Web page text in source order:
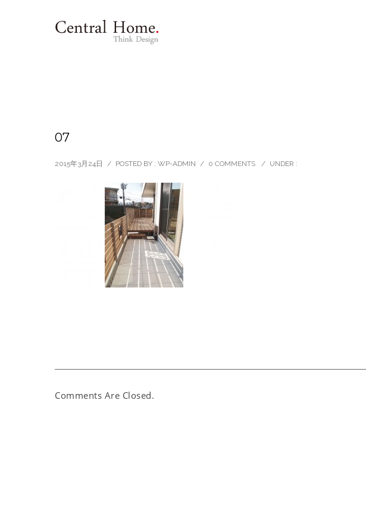
07
2015年3月24日 / POSTED BY : WP-ADMIN / 0 COMMENTS / UNDER :
Comments Are Closed.